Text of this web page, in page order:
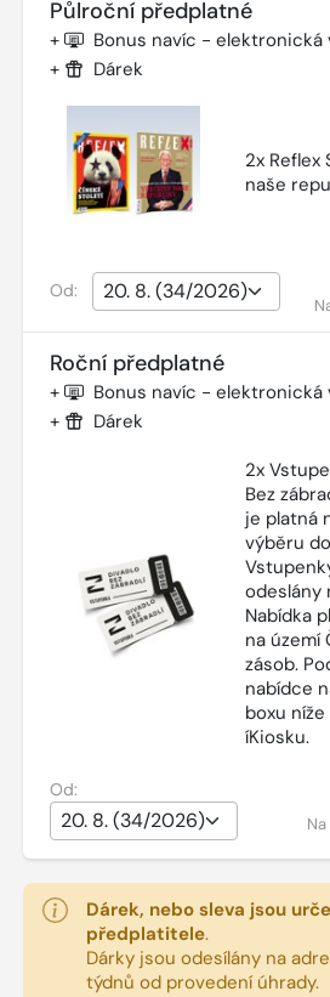
Půlroční předplatné
+ Bonus navíc - elektronická
+ Dárek
2x
naše
Od:
Roční předplatné
+ Bonus navíc - elektronická
+
Dárek
2x
Bez
je platná
výběru
odeslány
Nabídka
na území
zásob.
nabídce
boxu
íKiosku.
Od:
Dárek, nebo sleva jsou
předplatitele.
Dárky jsou odesílány na
týdnů od provedení úhrady.